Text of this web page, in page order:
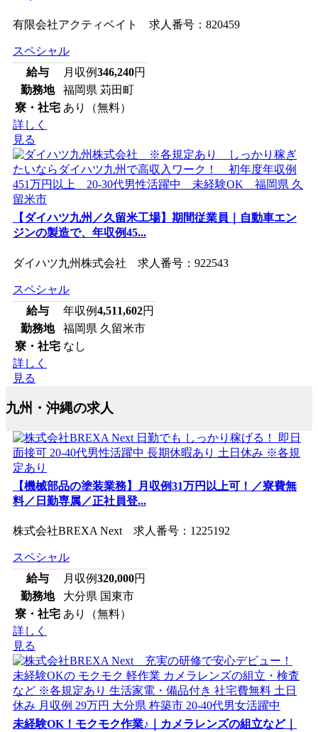
有限会社アクティベイト 求人番号：820459
スペシャル
給与
月収例346,240円
勤務地
福岡県 苅田町
寮・社宅 あり（無料）
詳しく
見る
【ダイハツ九州／久留米工場】期間従業員｜自動車エン
ジンの製造で、年収例45...
ダイハツ九州株式会社 求人番号：922543
スペシャル
給与
年収例4,511,602円
勤務地
福岡県 久留米市
寮・社宅 なし
詳しく
見る
九州・沖縄の求人
【機械部品の塗装業務】月収例31万円以上可！／寮費無
料／日勤専属／正社員登...
株式会社BREXA Next 求人番号：1225192
スペシャル
給与
月収例320,000円
勤務地
大分県 国東市
寮・社宅 あり（無料）
詳しく
見る
未経験OK！モクモク作業♪｜カメラレンズの組立など｜